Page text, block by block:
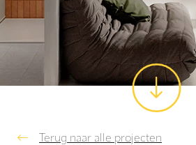
Terug naar alle projecten